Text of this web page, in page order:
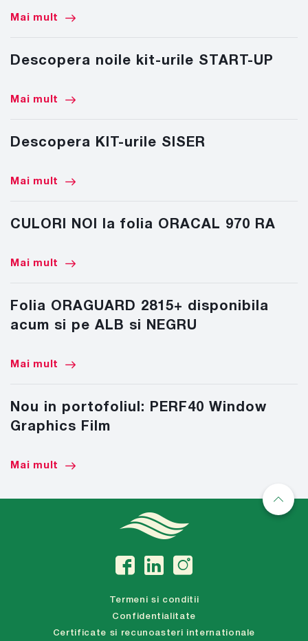
Mai mult
Descopera noile kit-urile START-UP
Mai mult
Descopera KIT-urile SISER
Mai mult
CULORI NOI la folia ORACAL 970 RA
Mai mult
Folia ORAGUARD 2815+ disponibila
acum si pe ALB si NEGRU
Mai mult
Nou in portofoliul: PERF40 Window
Graphics Film
Mai mult
Termeni si conditii
Confidentialitate
Certificate si recunoasteri internationale